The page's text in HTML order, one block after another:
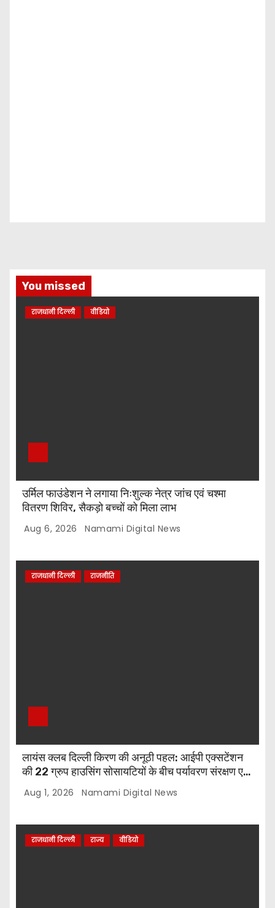
You missed
राजधानी दिल्ली वीडियो
उर्मिल फाउंडेशन ने लगाया निःशुल्क नेत्र जांच एवं चश्मा
वितरण शिविर, सैकड़ो बच्चों को मिला लाभ
Aug 6, 2026 Namami Digital News
राजधानी दिल्ली राजनीति
लायंस क्लब दिल्ली किरण की अनूठी पहल: आईपी एक्सटेंशन
की 22 ग्रुप हाउसिंग सोसायटियों के बीच पर्यावरण संरक्षण एवं
पौधारोपण प्रतियोगिता, संयोजक लायन सुरेश बिंदल की अहम
भूमिका
Aug 1, 2026 Namami Digital News
राजधानी दिल्ली राज्य वीडियो